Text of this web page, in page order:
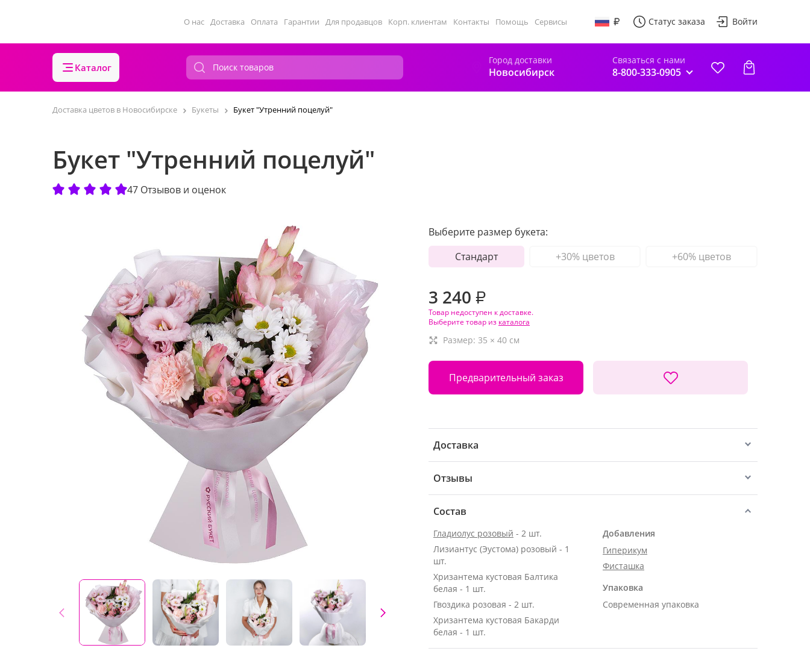
О нас Доставка Оплата Гарантии Для продавцов Корп. клиентам Контакты Помощь Сервисы Статус заказа Войти
Каталог
Город доставки
Новосибирск
Связаться с нами
8-800-333-0905
Доставка цветов в Новосибирске Букеты Букет "Утренний поцелуй"
Букет "Утренний поцелуй"
47 Отзывов и оценок
Выберите размер букета:
Стандарт
+30% цветов +60% цветов
3 240 ₽
Товар недоступен к доставке.
Выберите товар из каталога
Размер: 35 × 40 см
Предварительный заказ
Доставка
Отзывы
Состав
Гладиолус розовый - 2 шт.
Лизиантус (Эустома) розовый - 1
шт.
Хризантема кустовая Балтика
белая - 1 шт.
Гвоздика розовая - 2 шт.
Хризантема кустовая Бакарди
белая - 1 шт.
Добавления
Гиперикум
Фисташка
Упаковка
Современная упаковка